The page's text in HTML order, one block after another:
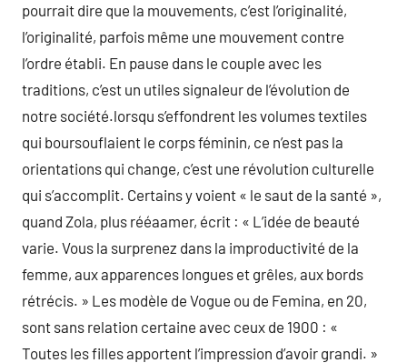
pourrait dire que la mouvements, c’est l’originalité,
l’originalité, parfois même une mouvement contre
l’ordre établi. En pause dans le couple avec les
traditions, c’est un utiles signaleur de l’évolution de
notre société.lorsqu s’effondrent les volumes textiles
qui boursouflaient le corps féminin, ce n’est pas la
orientations qui change, c’est une révolution culturelle
qui s’accomplit. Certains y voient « le saut de la santé »,
quand Zola, plus rééaamer, écrit : « L’idée de beauté
varie. Vous la surprenez dans la improductivité de la
femme, aux apparences longues et grêles, aux bords
rétrécis. » Les modèle de Vogue ou de Femina, en 20,
sont sans relation certaine avec ceux de 1900 : «
Toutes les filles apportent l’impression d’avoir grandi. »